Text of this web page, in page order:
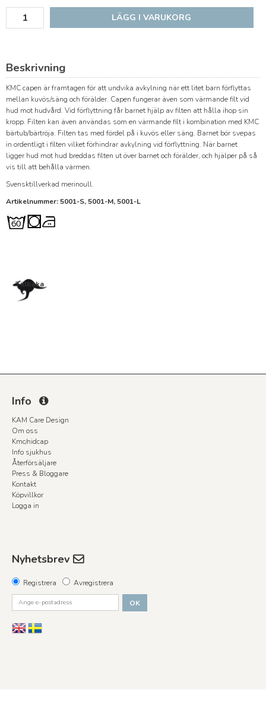
LÄGG I VARUKORG
Beskrivning
KMC capen är framtagen för att undvika avkylning när ett litet barn förflyttas
mellan kuvös/säng och förälder. Capen fungerar även som värmande filt vid
hud mot hudvård. Vid förflyttning får barnet hjälp av filten att hålla ihop sin
kropp. Filten kan även användas som en värmande filt i kombination med KMC
bärtub/bärtröja. Filten tas med fördel på i kuvös eller säng. Barnet bör svepas
in ordentligt i filten vilket förhindrar avkylning vid förflyttning. När barnet
ligger hud mot hud breddas filten ut över barnet och förälder, och hjälper på så
vis till att behålla värmen.
Svensktillverkad merinoull.
Artikelnummer: 5001-S, 5001-M, 5001-L
Tillbaka
Info
KAM Care Design
Om oss
Kmc/nidcap
Info sjukhus
Återförsäljare
Press & Bloggare
Kontakt
Köpvillkor
Logga in
Nyhetsbrev
Registrera Avregistrera
OK